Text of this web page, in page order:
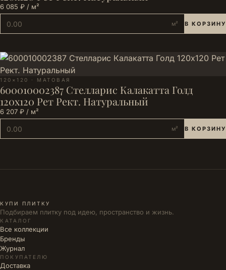
6 085 ₽ / м²
м² В КОРЗИНУ
120×120 · МАТОВАЯ
600010002387 Стелларис Калакатта Голд
120х120 Рет Рект. Натуральный
6 207 ₽ / м²
м² В КОРЗИНУ
КУПИ ПЛИТКУ
Подбираем плитку под идею, пространство и жизнь.
КАТАЛОГ
Все коллекции
Бренды
Журнал
ПОКУПАТЕЛЮ
Доставка